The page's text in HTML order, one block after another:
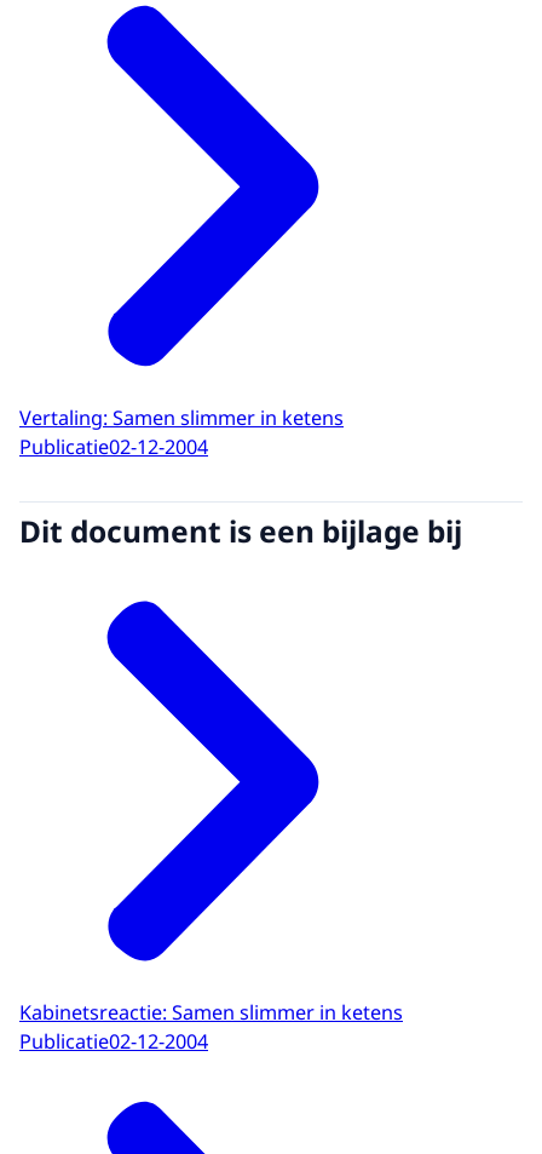
Vertaling: Samen slimmer in ketens
Publicatie02-12-2004
Dit document is een bijlage bij
Kabinetsreactie: Samen slimmer in ketens
Publicatie02-12-2004